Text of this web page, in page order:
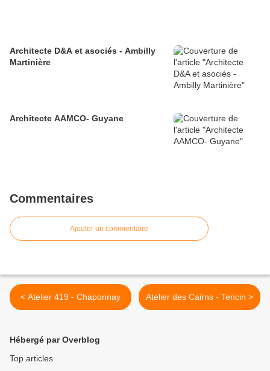
Architecte D&A et asociés - Ambilly
Martinière
Architecte AAMCO- Guyane
Commentaires
Ajouter un commentaire
< Atelier 419 - Chaponnay Atelier des Cairns - Tencin >
Hébergé par Overblog
Top articles